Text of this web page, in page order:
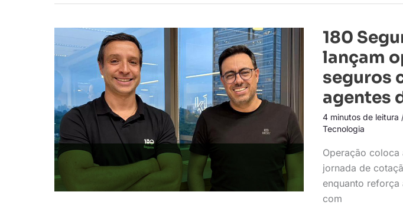
180
lançam
seguros
agentes
4 minutos de leitura
Tecnologia
Operação coloca
jornada de
enquanto
com
180
Seguros
e
Klubi
lançam
operação
de
seguros
conduzida
por
agentes
de